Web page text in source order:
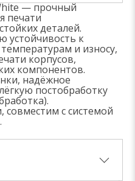
— прочный
печати
деталей.
устойчивость к
и износу,
корпусов,
компонентов.
надёжное
постобработку
совместим с системой